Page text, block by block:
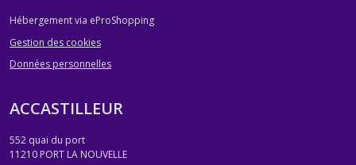
Hébergement via eProShopping
Gestion des cookies
Données personnelles
ACCASTILLEUR
552 quai du port
11210 PORT LA NOUVELLE